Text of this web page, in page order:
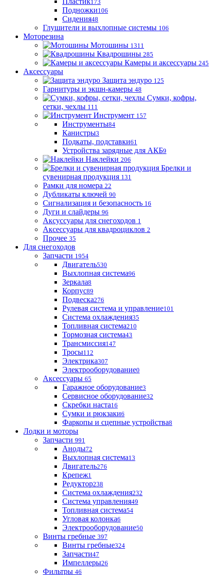
173
Подножки106
Сидения48
Глушители и выхлопные системы 106
Моторезина
Мотошины 1311
Квадрошины 285
Камеры и аксессуары 245
Аксессуары
Защита эндуро 125
Гарнитуры и экшн-камеры 48
Сумки, кофры,
сетки, чехлы 111
Инструмент 157
Инструменты84
Канистры3
Подкаты, подставки61
Устройства зарядные для АКБ9
Наклейки 206
Брелки и
сувенирная продукция 131
Рамки для номера 22
Дубликаты ключей 90
Сигнализация и безопасность 16
Дуги и слайдеры 96
Аксуссуары для снегоходов 1
Аксессуары для квадроциклов 2
Прочее 35
Для снегоходов
Запчасти 1954
Двигатель530
Выхлопная система96
Зеркала8
Корпус89
Подвеска276
Рулевая система и управление101
Система охлаждения35
Топливная система210
Тормозная система43
Трансмиссия147
Тросы112
Электрика307
Электрооборудование0
Аксессуары 65
Гаражное оборудование3
Сервисное оборудование32
Скребки наста16
Сумки и рюкзаки6
Фаркопы и сцепные устройства8
Лодки и моторы
Запчасти 991
Аноды72
Выхлопная система13
Двигатель276
Крепеж1
Редуктор238
Система охлаждения232
Система управления49
Топливная система54
Угловая колонка6
Электрооборудование50
Винты гребные 397
Винты гребные324
Запчасти47
Импеллеры26
Фильтры 46